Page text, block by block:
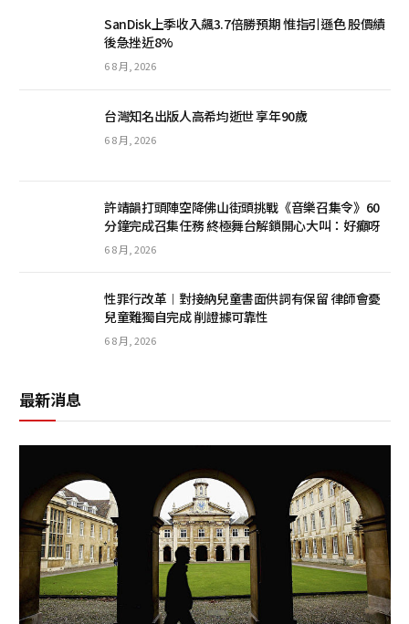
SanDisk上季收入飆3.7倍勝預期 惟指引遜色 股價績
後急挫近8%
6 8 月, 2026
台灣知名出版人高希均逝世 享年90歲
6 8 月, 2026
許靖韻打頭陣空降佛山街頭挑戰《音樂召集令》60
分鐘完成召集任務 終極舞台解鎖開心大叫：好癲呀
6 8 月, 2026
性罪行改革︱對接納兒童書面供詞有保留 律師會憂
兒童難獨自完成 削證據可靠性
6 8 月, 2026
最新消息